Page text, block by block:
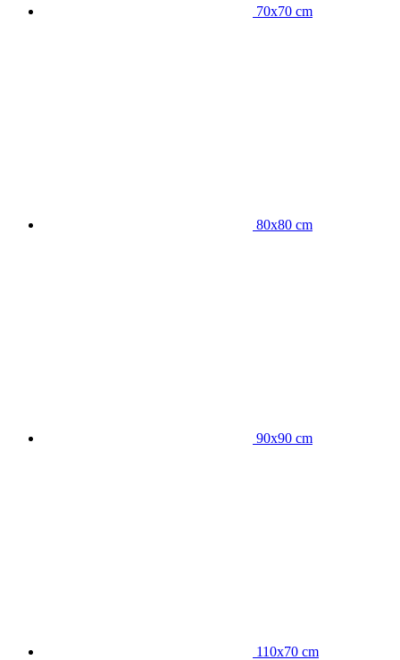
70x70 cm
80x80 cm
90x90 cm
110x70 cm